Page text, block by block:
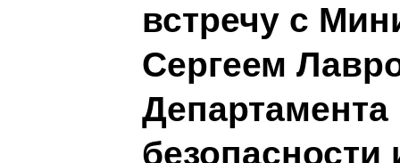
встречу с
Сергеем